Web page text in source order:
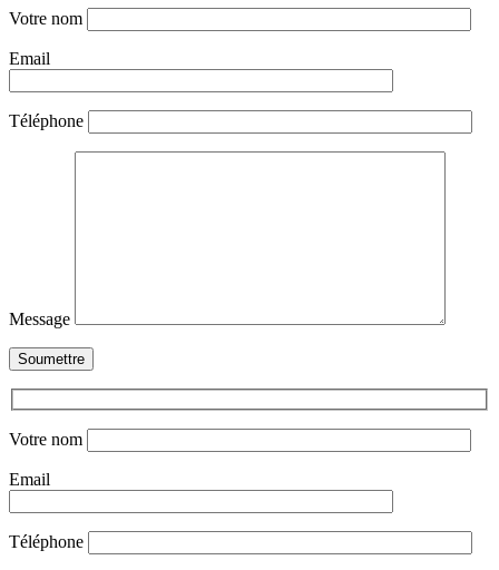
Votre nom
Email
Téléphone
Message
Votre nom
Email
Téléphone